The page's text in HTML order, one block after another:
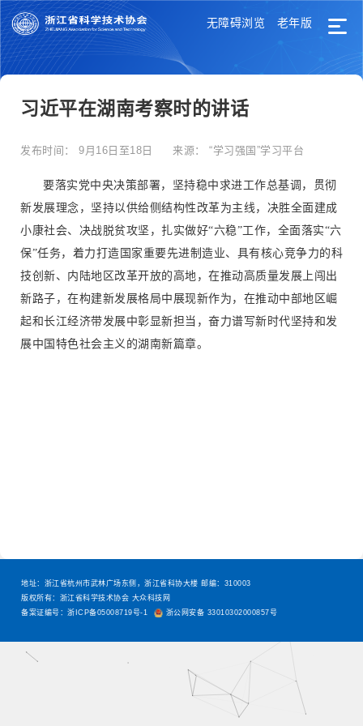
无障碍浏览 老年版
习近平在湖南考察时的讲话
发布时间： 9月16日至18日 来源： “学习强国”学习平台
要落实党中央决策部署，坚持稳中求进工作总基调，贯彻
新发展理念，坚持以供给侧结构性改革为主线，决胜全面建成
小康社会、决战脱贫攻坚，扎实做好“六稳”工作，全面落实“六
保”任务，着力打造国家重要先进制造业、具有核心竞争力的科
技创新、内陆地区改革开放的高地，在推动高质量发展上闯出
新路子，在构建新发展格局中展现新作为，在推动中部地区崛
起和长江经济带发展中彰显新担当，奋力谱写新时代坚持和发
展中国特色社会主义的湖南新篇章。
地址：浙江省杭州市武林广场东侧，浙江省科协大楼 邮编：310003
版权所有：浙江省科学技术协会 大众科技网
备案证编号：浙ICP备05008719号-1
浙公网安备 33010302000857号